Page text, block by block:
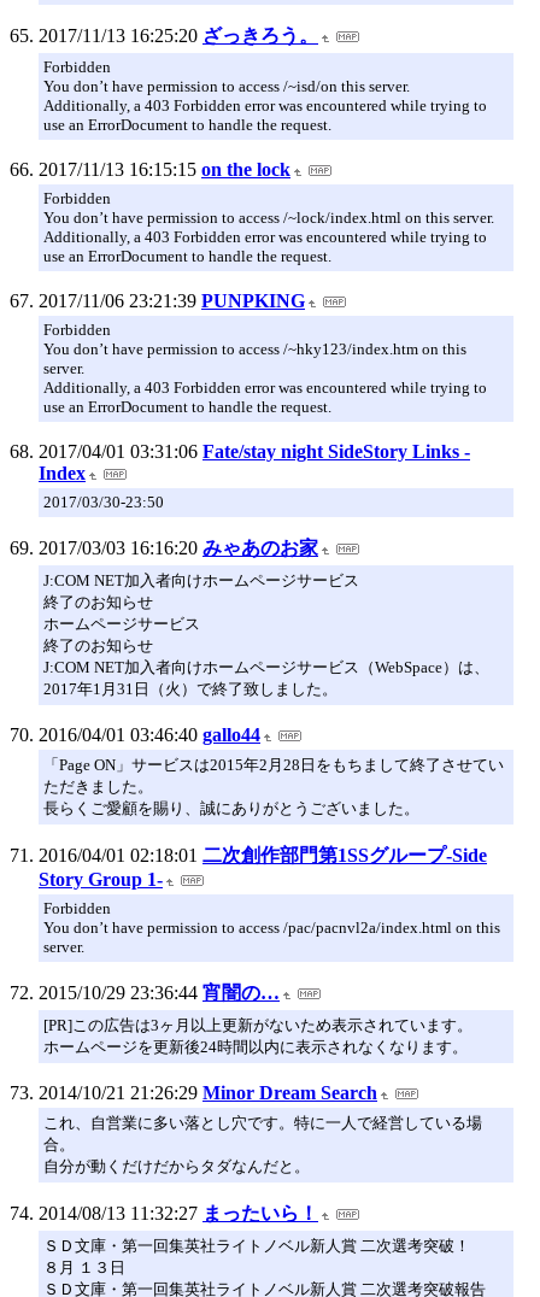
2017/11/13 16:25:20 ざっきろう。
Forbidden
You don’t have permission to access /~isd/on this server.
Additionally, a 403 Forbidden error was encountered while trying to
use an ErrorDocument to handle the request.
2017/11/13 16:15:15 on the lock
Forbidden
You don’t have permission to access /~lock/index.html on this server.
Additionally, a 403 Forbidden error was encountered while trying to
use an ErrorDocument to handle the request.
2017/11/06 23:21:39 PUNPKING
Forbidden
You don’t have permission to access /~hky123/index.htm on this
server.
Additionally, a 403 Forbidden error was encountered while trying to
use an ErrorDocument to handle the request.
2017/04/01 03:31:06 Fate/stay night SideStory Links -
Index
2017/03/30-23:50
2017/03/03 16:16:20 みゃあのお家
J:COM NET加入者向けホームページサービス
終了のお知らせ
ホームページサービス
終了のお知らせ
J:COM NET加入者向けホームページサービス（WebSpace）は、
2017年1月31日（火）で終了致しました。
2016/04/01 03:46:40 gallo44
「Page ON」サービスは2015年2月28日をもちまして終了させてい
ただきました。
長らくご愛顧を賜り、誠にありがとうございました。
2016/04/01 02:18:01 二次創作部門第1SSグループ-Side
Story Group 1-
Forbidden
You don’t have permission to access /pac/pacnvl2a/index.html on this
server.
2015/10/29 23:36:44 宵闇の…
[PR]この広告は3ヶ月以上更新がないため表示されています。
ホームページを更新後24時間以内に表示されなくなります。
2014/10/21 21:26:29 Minor Dream Search
これ、自営業に多い落とし穴です。特に一人で経営している場
合。
自分が動くだけだからタダなんだと。
2014/08/13 11:32:27 まったいら！
ＳＤ文庫・第一回集英社ライトノベル新人賞 二次選考突破！
８月 １３日
ＳＤ文庫・第一回集英社ライトノベル新人賞 二次選考突破報告